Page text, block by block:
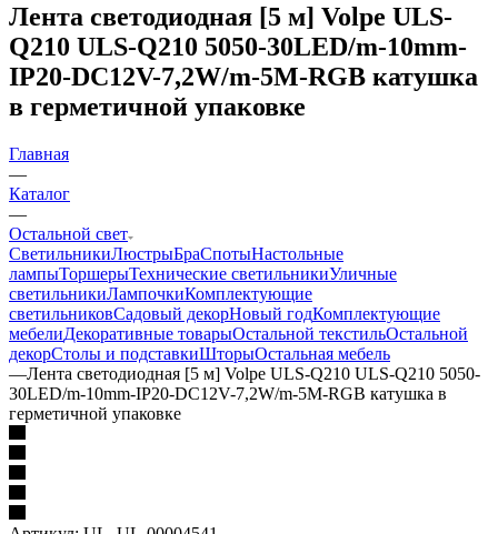
Лента светодиодная [5 м] Volpe ULS-
Q210 ULS-Q210 5050-30LED/m-10mm-
IP20-DC12V-7,2W/m-5M-RGB катушка
в герметичной упаковке
Главная
—
Каталог
—
Остальной свет
СветильникиЛюстрыБраСпотыНастольные
лампыТоршерыТехнические светильникиУличные
светильникиЛампочкиКомплектующие
светильниковСадовый декорНовый годКомплектующие
мебелиДекоративные товарыОстальной текстильОстальной
декорСтолы и подставкиШторыОстальная мебель
—Лента светодиодная [5 м] Volpe ULS-Q210 ULS-Q210 5050-
30LED/m-10mm-IP20-DC12V-7,2W/m-5M-RGB катушка в
герметичной упаковке